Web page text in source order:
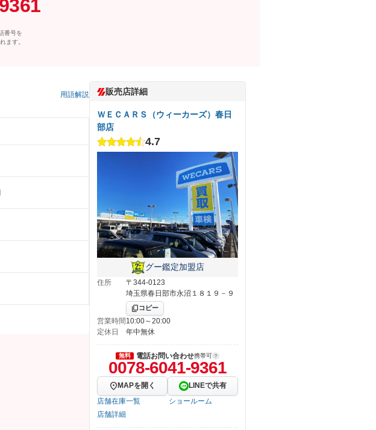
番号を
ます。
用語解説 販売店詳細
ＷＥＣＡＲＳ（ウィーカーズ）春日
部店
4.7
グー鑑定加盟店
住所
〒344-0123
埼玉県春日部市永沼１８１９－９
コピー
営業時間10:00～20:00
定休日
年中無休
無料 電話お問い合わせ携帯可
0078-6041-9361
MAPを開く
LINEで共有
店舗在庫一覧
ショールーム
店舗詳細